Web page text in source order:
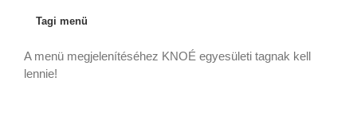
Tagi menü
A menü megjelenítéséhez KNOÉ egyesületi tagnak kell
lennie!